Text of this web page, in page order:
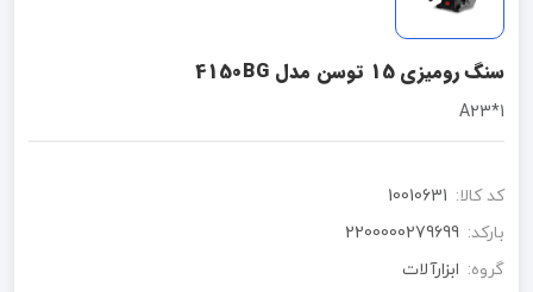
سنگ رومیزی 15 توسن مدل 4150BG
1*A23
کد کالا: 10010631
بارکد: 2200000279699
گروه: ابزارآلات